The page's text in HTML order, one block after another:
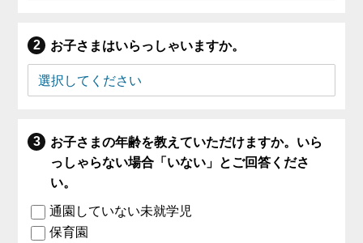
お子さまはいらっしゃいますか。
お子さまの年齢を教えていただけますか。いら
っしゃらない場合「いない」とご回答くださ
い。
通園していない未就学児
保育園